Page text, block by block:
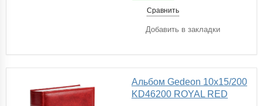
Сравнить
Добавить в закладки
Альбом Gedeon 10х15/200
KD46200 ROYAL RED